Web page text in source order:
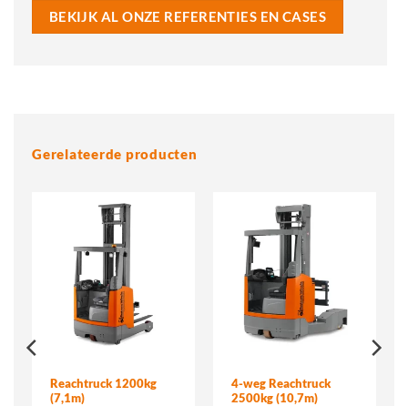
BEKIJK AL ONZE REFERENTIES EN CASES
Gerelateerde producten
Reachtruck 1200kg
(7,1m)
4-weg Reachtruck
2500kg (10,7m)